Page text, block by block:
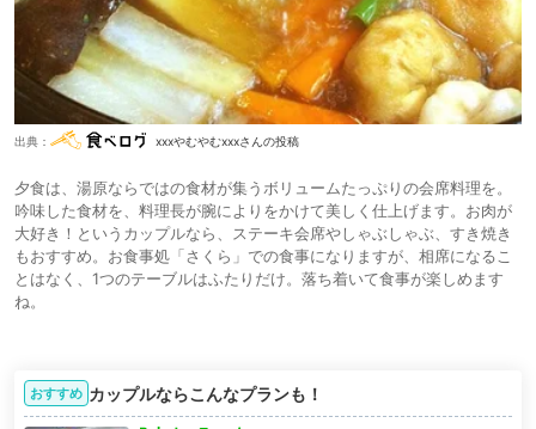
出典： xxxやむやむxxxさんの投稿
夕食は、湯原ならではの食材が集うボリュームたっぷりの会席料理を。
吟味した食材を、料理長が腕によりをかけて美しく仕上げます。お肉が
大好き！というカップルなら、ステーキ会席やしゃぶしゃぶ、すき焼き
もおすすめ。お食事処「さくら」での食事になりますが、相席になるこ
とはなく、1つのテーブルはふたりだけ。落ち着いて食事が楽しめます
ね。
おすすめ カップルならこんなプランも！